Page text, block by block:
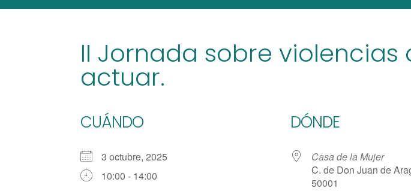
II Jornada sobre
actuar.
CUÁNDO
3 octubre, 2025
10:00 - 14:00
DÓNDE
Casa de la Mujer
C. de Don Juan de
50001